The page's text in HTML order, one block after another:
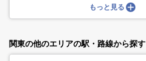
もっと見る
関東の他のエリアの駅・路線から探す